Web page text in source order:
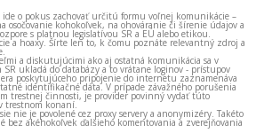
o pokus zachovať určitú formu voľnej komunikácie –
kohokoľvek, na ohováranie či šírenie údajov a
s platnou legislatívou SR a EÚ alebo etikou.
a hoaxy. Šírte len to, k čomu poznáte relevantný zdroj a
a diskutujúcimi ako aj ostatná komunikácia sa v
SR ukladá do databázy a to vrátane loginov - prístupov
poskytujúceho pripojenie do internetu zaznamenáva
identifikačné dáta. V prípade závažného porušenia
trestnej činnosti, je provider povinný vydať túto
trestnom konaní.
nie je povolené cez proxy servery a anonymizéry. Takéto
bez akéhokoľvek ďalšieho komentovania a zverejňovania